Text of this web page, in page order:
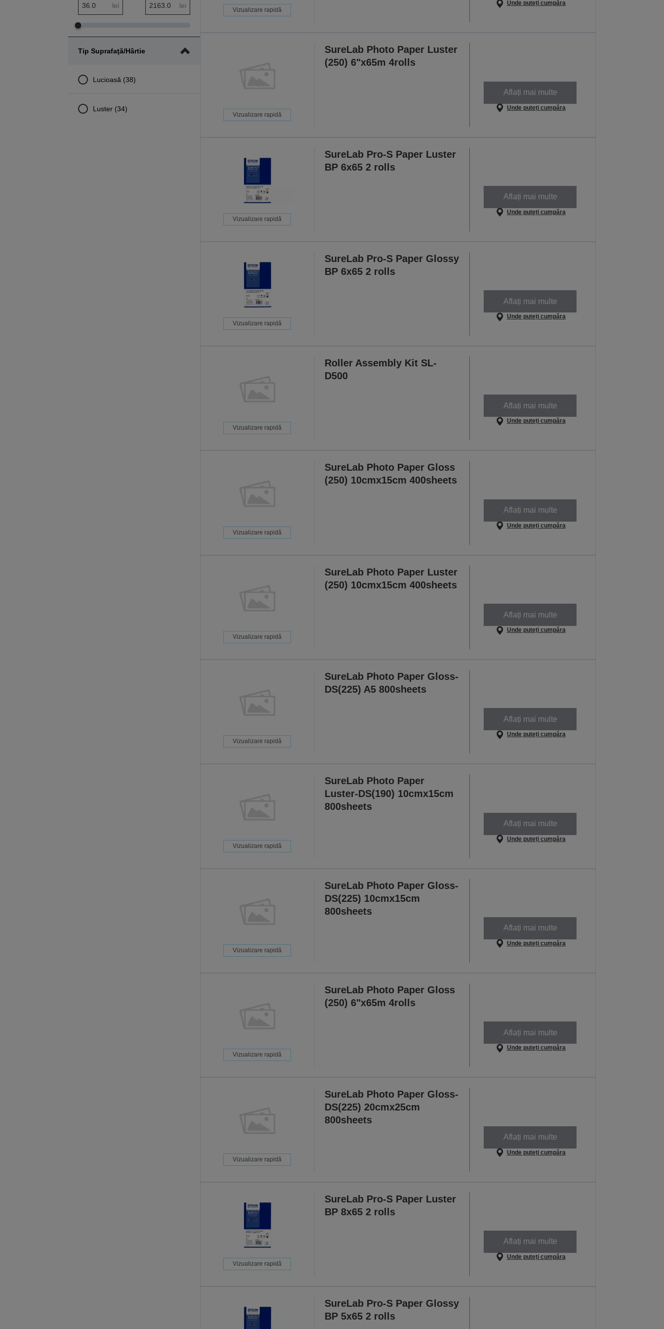
lei lei
Ajustare
minim
Ajustare
maxim
Tip Suprafaţă/hârtie
Lucioasă (38)
Luster (34)
Vizualizare rapidă
Unde puteți cumpăra
Vizualizare rapidă
SureLab Photo Paper Luster
(250) 6"x65m 4rolls
Aflați mai multe
Unde puteți cumpăra
Vizualizare rapidă
SureLab Pro-S Paper Luster
BP 6x65 2 rolls
Aflați mai multe
Unde puteți cumpăra
Vizualizare rapidă
SureLab Pro-S Paper Glossy
BP 6x65 2 rolls
Aflați mai multe
Unde puteți cumpăra
Vizualizare rapidă
Roller Assembly Kit SL-
D500
Aflați mai multe
Unde puteți cumpăra
Vizualizare rapidă
SureLab Photo Paper Gloss
(250) 10cmx15cm 400sheets
Aflați mai multe
Unde puteți cumpăra
Vizualizare rapidă
SureLab Photo Paper Luster
(250) 10cmx15cm 400sheets
Aflați mai multe
Unde puteți cumpăra
Vizualizare rapidă
SureLab Photo Paper Gloss-
DS(225) A5 800sheets
Aflați mai multe
Unde puteți cumpăra
Vizualizare rapidă
SureLab Photo Paper
Luster-DS(190) 10cmx15cm
800sheets
Aflați mai multe
Unde puteți cumpăra
Vizualizare rapidă
SureLab Photo Paper Gloss-
DS(225) 10cmx15cm
800sheets
Aflați mai multe
Unde puteți cumpăra
Vizualizare rapidă
SureLab Photo Paper Gloss
(250) 6"x65m 4rolls
Aflați mai multe
Unde puteți cumpăra
Vizualizare rapidă
SureLab Photo Paper Gloss-
DS(225) 20cmx25cm
800sheets
Aflați mai multe
Unde puteți cumpăra
Vizualizare rapidă
SureLab Pro-S Paper Luster
BP 8x65 2 rolls
Aflați mai multe
Unde puteți cumpăra
SureLab Pro-S Paper Glossy
BP 5x65 2 rolls